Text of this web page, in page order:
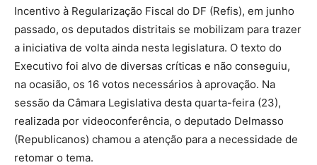
Incentivo à Regularização Fiscal do DF (Refis), em junho
passado, os deputados distritais se mobilizam para trazer
a iniciativa de volta ainda nesta legislatura. O texto do
Executivo foi alvo de diversas críticas e não conseguiu,
na ocasião, os 16 votos necessários à aprovação. Na
sessão da Câmara Legislativa desta quarta-feira (23),
realizada por videoconferência, o deputado Delmasso
(Republicanos) chamou a atenção para a necessidade de
retomar o tema.